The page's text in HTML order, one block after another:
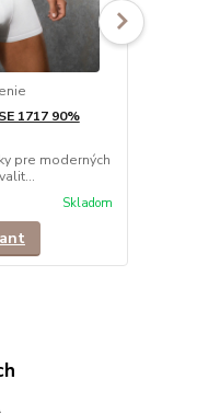
1717 90%
pre moderných
Skladom